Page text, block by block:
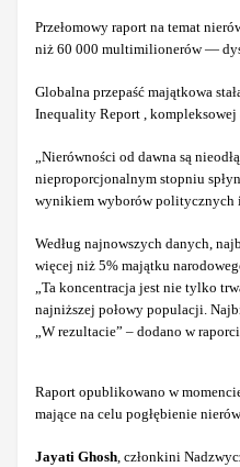
Przełomowy raport na temat
niż 60 000 multimilionerów —
Globalna przepaść majątkowa
Inequality Report , kompleksowej
„Nierówności od dawna są
nieproporcjonalnym stopniu
wynikiem wyborów politycznych
Według najnowszych danych,
więcej niż 5% majątku
„Ta koncentracja jest nie tylko
najniższej połowy populacji.
„W rezultacie” – dodano w
Raport opublikowano w
mające na celu pogłębienie
Jayati Ghosh , członkini